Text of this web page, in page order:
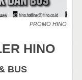
PROMO HINO
HINO
BUS